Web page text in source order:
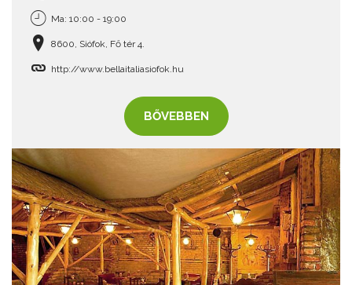
Ma: 10:00 - 19:00
8600, Siófok, Fő tér 4.
http://www.bellaitaliasiofok.hu
BŐVEBBEN